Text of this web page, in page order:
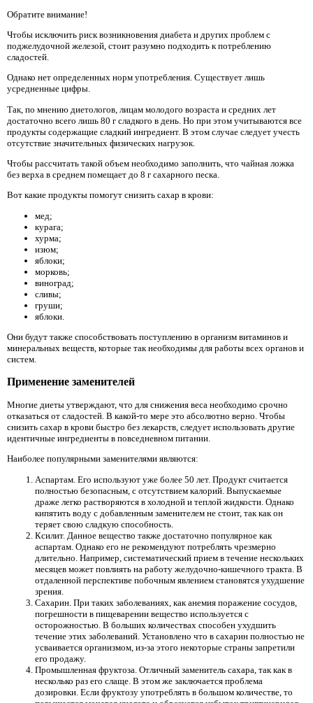
Обратите внимание!
Чтобы исключить риск возникновения диабета и других проблем с
поджелудочной железой, стоит разумно подходить к потреблению
сладостей.
Однако нет определенных норм употребления. Существует лишь
усредненные цифры.
Так, по мнению диетологов, лицам молодого возраста и средних лет
достаточно всего лишь 80 г сладкого в день. Но при этом учитываются все
продукты содержащие сладкий ингредиент. В этом случае следует учесть
отсутствие значительных физических нагрузок.
Чтобы рассчитать такой объем необходимо заполнить, что чайная ложка
без верха в среднем помещает до 8 г сахарного песка.
Вот какие продукты помогут снизить сахар в крови:
мед;
курага;
хурма;
изюм;
яблоки;
морковь;
виноград;
сливы;
груши;
яблоки.
Они будут также способствовать поступлению в организм витаминов и
минеральных веществ, которые так необходимы для работы всех органов и
систем.
Применение заменителей
Многие диеты утверждают, что для снижения веса необходимо срочно
отказаться от сладостей. В какой-то мере это абсолютно верно. Чтобы
снизить сахар в крови быстро без лекарств, следует использовать другие
идентичные ингредиенты в повседневном питании.
Наиболее популярными заменителями являются:
Аспартам. Его используют уже более 50 лет. Продукт считается
полностью безопасным, с отсутствием калорий. Выпускаемые
драже легко растворяются в холодной и теплой жидкости. Однако
кипятить воду с добавленным заменителем не стоит, так как он
теряет свою сладкую способность.
Ксилит. Данное вещество также достаточно популярное как
аспартам. Однако его не рекомендуют потреблять чрезмерно
длительно. Например, систематический прием в течение нескольких
месяцев может повлиять на работу желудочно-кишечного тракта. В
отдаленной перспективе побочным явлением становятся ухудшение
зрения.
Сахарин. При таких заболеваниях, как анемия поражение сосудов,
погрешности в пищеварении вещество используется с
осторожностью. В больших количествах способен ухудшить
течение этих заболеваний. Установлено что в сахарин полностью не
усваивается организмом, из-за этого некоторые страны запретили
его продажу.
Промышленная фруктоза. Отличный заменитель сахара, так как в
несколько раз его слаще. В этом же заключается проблема
дозировки. Если фруктозу употреблять в большом количестве, то